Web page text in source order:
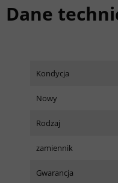
Dane
Kondycja
Nowy
Rodzaj
zamiennik
Gwarancja